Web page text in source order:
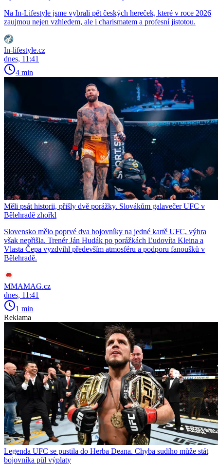
Na In-Lifestyle jsme vybrali pět českých hereček, které v roce 2026
zaujmou nejen vzhledem, ale i charismatem a profesní jistotou.
In-lifestyle.cz
dnes, 11:41
4 min
Měli psát historii, přišly dvě porážky. Slovákům galavečer UFC v
Bělehradě zhořkl
Slovensko mělo poprvé dva bojovníky na jedné kartě UFC, výhra
však nepřišla. Trenér Ján Hudák po porážkách Ľudovíta Kleina a
Vlasta Čepa vyzdvihl především atmosféru a podporu fanoušků v
Bělehradě.
MMAMAG.cz
dnes, 11:41
1 min
Reklama
Legenda UFC se pustila do Herba Deana. Chyba sudího může stát
bojovníka půl výplaty